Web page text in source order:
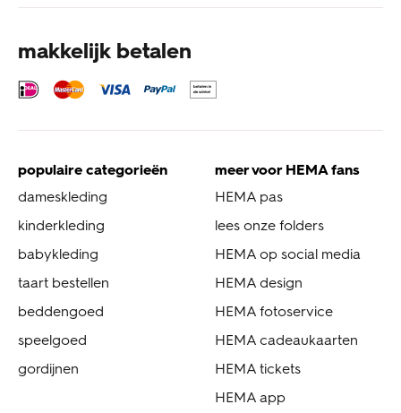
makkelijk betalen
populaire categorieën
dameskleding
kinderkleding
babykleding
taart bestellen
beddengoed
speelgoed
gordijnen
meer voor HEMA fans
HEMA pas
lees onze folders
HEMA op social media
HEMA design
HEMA fotoservice
HEMA cadeaukaarten
HEMA tickets
HEMA app